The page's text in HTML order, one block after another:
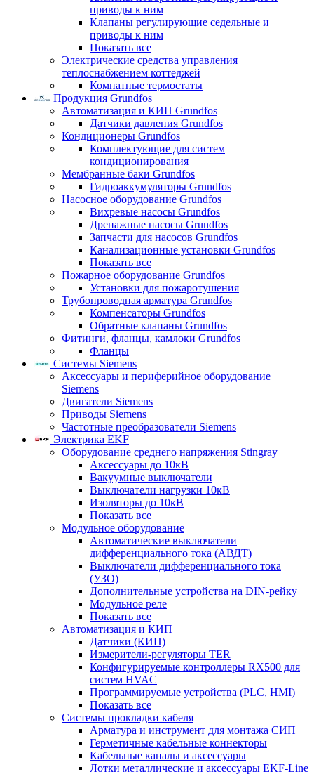
приводы к ним
Клапаны регулирующие седельные и
приводы к ним
Показать все
Электрические средства управления
теплоснабжением коттеджей
Комнатные термостаты
Продукция Grundfos
Автоматизация и КИП Grundfos
Датчики давления Grundfos
Кондиционеры Grundfos
Комплектующие для систем
кондиционирования
Мембранные баки Grundfos
Гидроаккумуляторы Grundfos
Насосное оборудование Grundfos
Вихревые насосы Grundfos
Дренажные насосы Grundfos
Запчасти для насосов Grundfos
Канализационные установки Grundfos
Показать все
Пожарное оборудование Grundfos
Установки для пожаротушения
Трубопроводная арматура Grundfos
Компенсаторы Grundfos
Обратные клапаны Grundfos
Фитинги, фланцы, камлоки Grundfos
Фланцы
Системы Siemens
Аксессуары и периферийное оборудование
Siemens
Двигатели Siemens
Приводы Siemens
Частотные преобразователи Siemens
Электрика EKF
Оборудование среднего напряжения Stingray
Аксессуары до 10кВ
Вакуумные выключатели
Выключатели нагрузки 10кВ
Изоляторы до 10кВ
Показать все
Модульное оборудование
Автоматические выключатели
дифференциального тока (АВДТ)
Выключатели дифференциального тока
(УЗО)
Дополнительные устройства на DIN-рейку
Модульное реле
Показать все
Автоматизация и КИП
Датчики (КИП)
Измерители-регуляторы TER
Конфигурируемые контроллеры RX500 для
систем HVAC
Программируемые устройства (PLC, HMI)
Показать все
Системы прокладки кабеля
Арматура и инструмент для монтажа СИП
Герметичные кабельные коннекторы
Кабельные каналы и аксессуары
Лотки металлические и аксессуары EKF-Line